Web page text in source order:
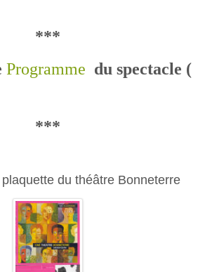
***
Programme du spectacle (
***
du théâtre Bonneterre